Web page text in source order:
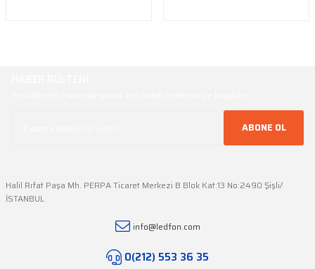
ABONE OL
Halil Rıfat Paşa Mh. PERPA Ticaret Merkezi B Blok Kat:13 No:2490 Şişli/
İSTANBUL
info@ledfon.com
0(212) 553 36 35